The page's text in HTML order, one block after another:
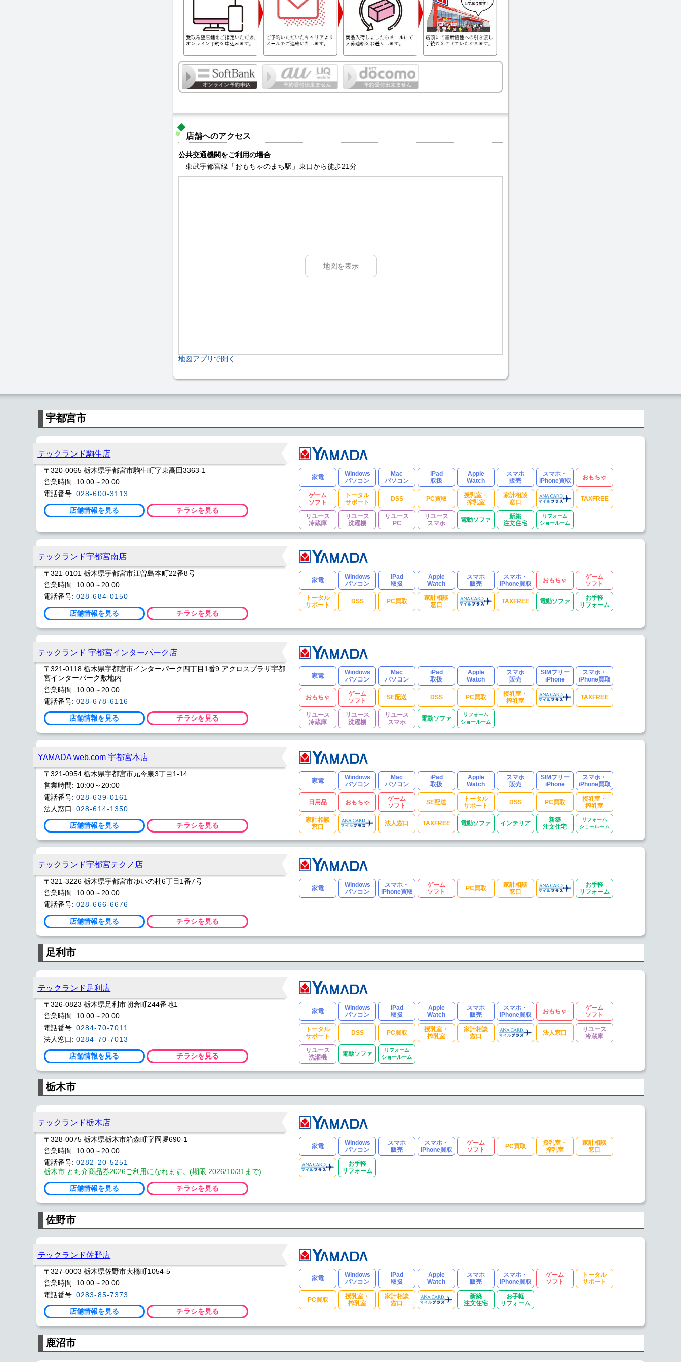
店舗へのアクセス
公共交通機関をご利用の場合
東武宇都宮線「おもちゃのまち駅」東口から徒歩21分
地図を表示
地図アプリで開く
宇都宮市
テックランド駒生店
〒320-0065 栃木県宇都宮市駒生町字東高田3363-1
営業時間: 10:00～20:00
電話番号: 028-600-3113
店舗情報を見る チラシを見る
家電
Windows
パソコン
Mac
パソコン
iPad
取扱
Apple
Watch
スマホ
販売
スマホ・
iPhone買取
おもちゃ
ゲーム
ソフト
トータル
サポート
DSS PC買取
授乳室・
搾乳室
家計相談
窓口
TAXFREE
リユース
冷蔵庫
リユース
洗濯機
リユース
PC
リユース
スマホ
電動ソファ
新築
注文住宅
リフォーム
ショールーム
テックランド宇都宮南店
〒321-0101 栃木県宇都宮市江曽島本町22番8号
営業時間: 10:00～20:00
電話番号: 028-684-0150
店舗情報を見る チラシを見る
家電
Windows
パソコン
iPad
取扱
Apple
Watch
スマホ
販売
スマホ・
iPhone買取
おもちゃ
ゲーム
ソフト
トータル
サポート
DSS PC買取
家計相談
窓口
TAXFREE 電動ソファ
お手軽
リフォーム
テックランド 宇都宮インターパーク店
〒321-0118 栃木県宇都宮市インターパーク四丁目1番9 アクロスプラザ宇都
宮インターパーク敷地内
営業時間: 10:00～20:00
電話番号: 028-678-6116
店舗情報を見る チラシを見る
家電
Windows
パソコン
Mac
パソコン
iPad
取扱
Apple
Watch
スマホ
販売
SIMフリー
iPhone
スマホ・
iPhone買取
おもちゃ
ゲーム
ソフト
SE配送 DSS PC買取
授乳室・
搾乳室
TAXFREE
リユース
冷蔵庫
リユース
洗濯機
リユース
スマホ
電動ソファ
リフォーム
ショールーム
YAMADA web.com 宇都宮本店
〒321-0954 栃木県宇都宮市元今泉3丁目1-14
営業時間: 10:00～20:00
電話番号: 028-639-0161
法人窓口: 028-614-1350
店舗情報を見る チラシを見る
家電
Windows
パソコン
Mac
パソコン
iPad
取扱
Apple
Watch
スマホ
販売
SIMフリー
iPhone
スマホ・
iPhone買取
日用品 おもちゃ
ゲーム
ソフト
SE配送
トータル
サポート
DSS PC買取
授乳室・
搾乳室
家計相談
窓口
法人窓口 TAXFREE 電動ソファ インテリア
新築
注文住宅
リフォーム
ショールーム
テックランド宇都宮テクノ店
〒321-3226 栃木県宇都宮市ゆいの杜6丁目1番7号
営業時間: 10:00～20:00
電話番号: 028-666-6676
店舗情報を見る チラシを見る
家電
Windows
パソコン
スマホ・
iPhone買取
ゲーム
ソフト
PC買取
家計相談
窓口
お手軽
リフォーム
足利市
テックランド足利店
〒326-0823 栃木県足利市朝倉町244番地1
営業時間: 10:00～20:00
電話番号: 0284-70-7011
法人窓口: 0284-70-7013
店舗情報を見る チラシを見る
家電
Windows
パソコン
iPad
取扱
Apple
Watch
スマホ
販売
スマホ・
iPhone買取
おもちゃ
ゲーム
ソフト
トータル
サポート
DSS PC買取
授乳室・
搾乳室
家計相談
窓口
法人窓口
リユース
冷蔵庫
リユース
洗濯機
電動ソファ
リフォーム
ショールーム
栃木市
テックランド栃木店
〒328-0075 栃木県栃木市箱森町字岡堀690-1
営業時間: 10:00～20:00
電話番号: 0282-20-5251
栃木市 とち介商品券2026ご利用になれます。(期限 2026/10/31まで)
店舗情報を見る チラシを見る
家電
Windows
パソコン
スマホ
販売
スマホ・
iPhone買取
ゲーム
ソフト
PC買取
授乳室・
搾乳室
家計相談
窓口
お手軽
リフォーム
佐野市
テックランド佐野店
〒327-0003 栃木県佐野市大橋町1054-5
営業時間: 10:00～20:00
電話番号: 0283-85-7373
店舗情報を見る チラシを見る
家電
Windows
パソコン
iPad
取扱
Apple
Watch
スマホ
販売
スマホ・
iPhone買取
ゲーム
ソフト
トータル
サポート
PC買取
授乳室・
搾乳室
家計相談
窓口
新築
注文住宅
お手軽
リフォーム
鹿沼市